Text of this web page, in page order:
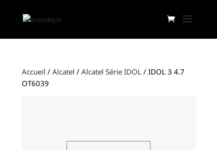
Accueil / Alcatel / Alcatel Série IDOL/ IDOL 3 4.7
OT6039